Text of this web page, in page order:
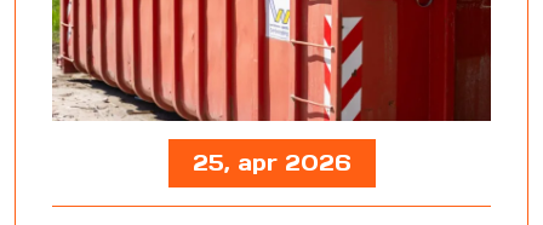
25, apr 2026